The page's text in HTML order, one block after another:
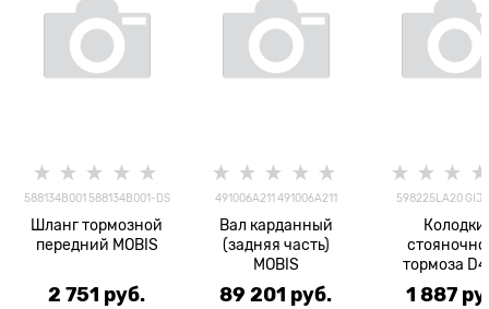
588134B001 588134B001-DS
Шланг тормозной
передний MOBIS
2 751 руб.
491006A211 491006A211
Вал карданный
(задняя часть)
MOBIS
89 201 руб.
598225LA20
Колодки
тормоза
MIGHTY EX8
1 887